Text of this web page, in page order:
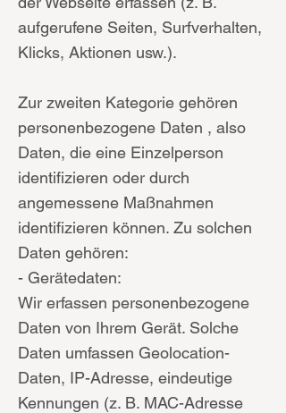
aufgerufene Seiten, Surfverhalten,
Klicks, Aktionen usw.).
Zur zweiten Kategorie gehören
personenbezogene Daten , also
Daten, die eine Einzelperson
identifizieren oder durch
angemessene Maßnahmen
identifizieren können. Zu solchen
Daten gehören:
- Gerätedaten:
Wir erfassen personenbezogene
Daten von Ihrem Gerät. Solche
Daten umfassen Geolocation-
Daten, IP-Adresse, eindeutige
Kennungen (z. B. MAC-Adresse